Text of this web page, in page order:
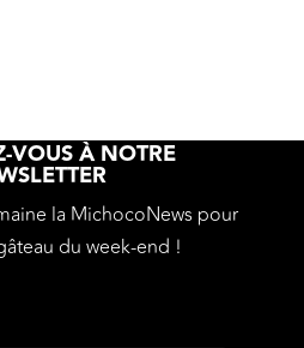
VOUS À NOTRE
la MichocoNews pour
du week-end !